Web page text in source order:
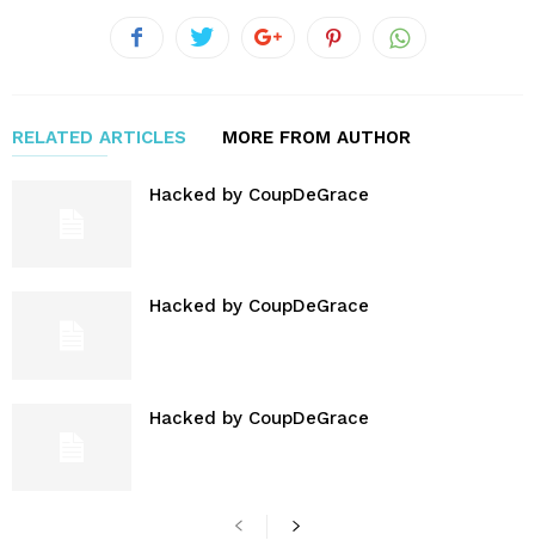
RELATED ARTICLES MORE FROM AUTHOR
Hacked by CoupDeGrace
Hacked by CoupDeGrace
Hacked by CoupDeGrace